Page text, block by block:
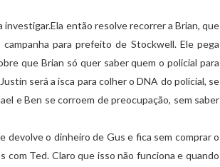
então resolve recorrer a Brian, que
para prefeito de Stockwell. Ele pega
que Brian só quer saber quem o policial para
será a isca para colher o DNA do policial, se
e Ben se corroem de preocupação, sem saber
devolve o dinheiro de Gus e fica sem comprar o
com Ted. Claro que isso não funciona e quando